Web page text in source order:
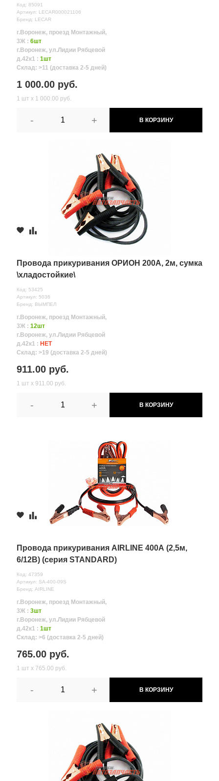
Код: 85091
Артикул: LECAR000021106
Бренд: LECAR
г.Воронеж, проезд Монтажный,
3Ж : 6шт
г.Воронеж, ул.Лидии Рябцевой
д.42к1 : 1шт
Склад: >11 (доставка 2-5 дней)
1 000.00 руб.
1 шт х 1 000.00 руб.
- + В КОРЗИНУ
Провода прикуривания ОРИОН 200А, 2м, сумка
\хладостойкие\
Код: 53425
Артикул: 5036
Бренд: ВЫМПЕЛ
г.Воронеж, проезд Монтажный,
3Ж : 12шт
г.Воронеж, ул.Лидии Рябцевой
д.42к1 : НЕТ
Склад: >19 (доставка 2-5 дней)
911.00 руб.
1 шт х 911.00 руб.
- + В КОРЗИНУ
Провода прикуривания AIRLINE 400А (2,5м,
6/12В) (серия STANDARD)
Код: 47359
Артикул: SA-400-09S
Бренд: AIRLINE
г.Воронеж, проезд Монтажный,
3Ж : 3шт
г.Воронеж, ул.Лидии Рябцевой
д.42к1 : 1шт
Склад: >6 (доставка 2-5 дней)
765.00 руб.
1 шт х 765.00 руб.
- + В КОРЗИНУ